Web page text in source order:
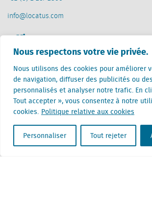
Nous respectons votre vie privée.
Nous utilisons des cookies pour améliorer
de navigation, diffuser des publicités ou
personnalisés et analyser notre trafic. En
Tout accepter », vous consentez à notre
cookies. Politique relative aux cookies
Personnaliser Tout rejeter
info@locatus.com
Offices
Creative Valley
Stationsplein 32
3511 ED Utrecht
Belgique
Rue Cantersteen 47
1000 Bruxelles